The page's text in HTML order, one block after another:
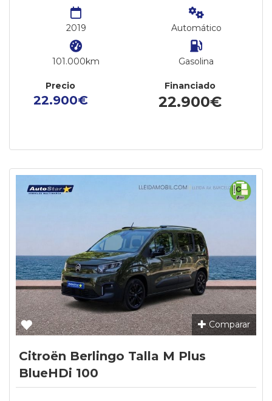
2019
101.000km
Automático
Gasolina
Precio
22.900€
Financiado
22.900€
Comparar
Citroën Berlingo Talla M Plus
BlueHDi 100